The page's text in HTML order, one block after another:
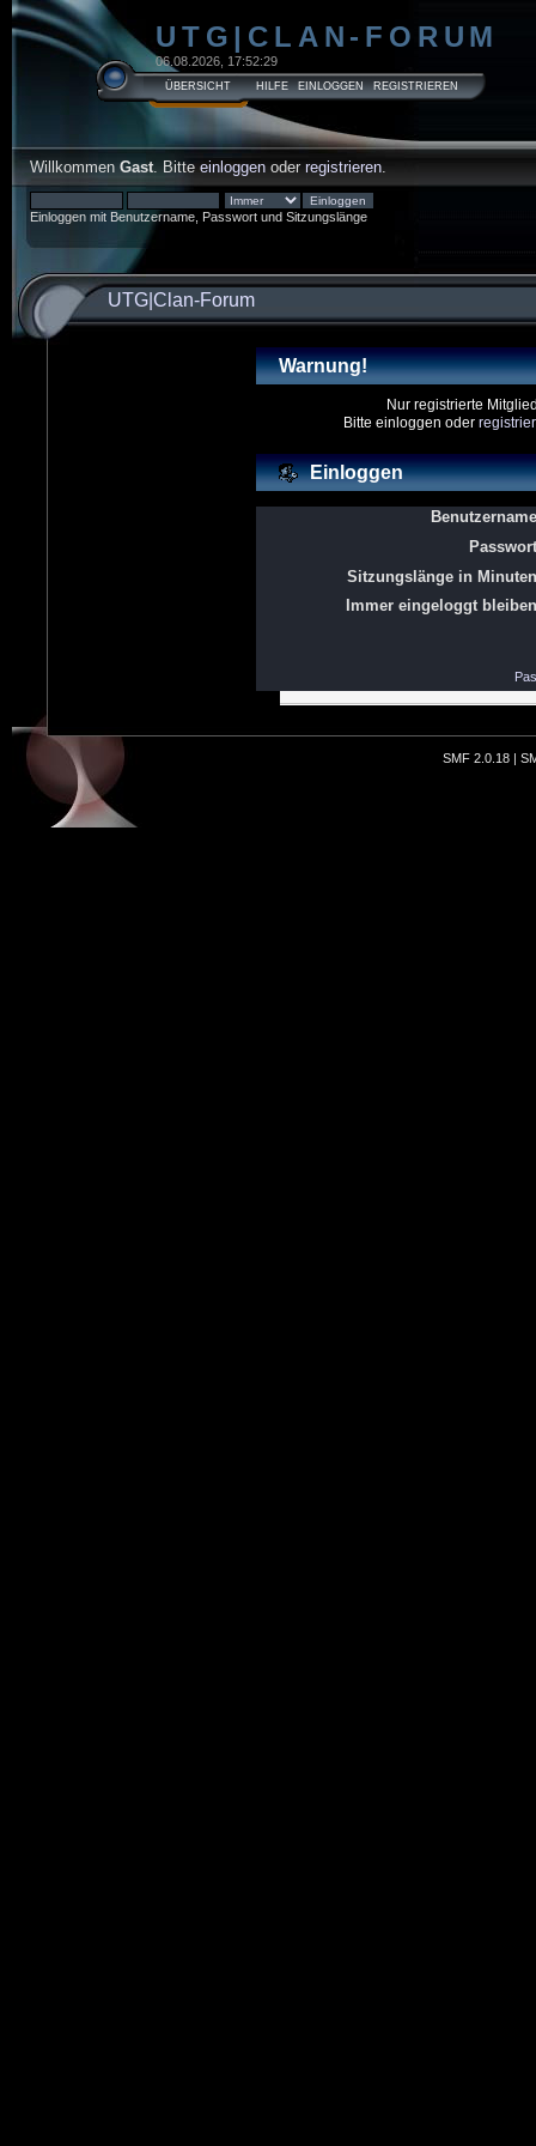
Willkommen Gast. Bitte einloggen oder registrieren.
Einloggen mit Benutzername, Passwort und Sitzungslänge
UTG|CLAN-FORUM
06.08.2026, 17:52:29
ÜBERSICHT HILFE EINLOGGEN REGISTRIEREN
UTG|Clan-Forum
Warnung!
Nur registrierte
Bitte einloggen oder
Einloggen
Sitzungslänge in
Immer eingeloggt
SMF 2.0.18 |